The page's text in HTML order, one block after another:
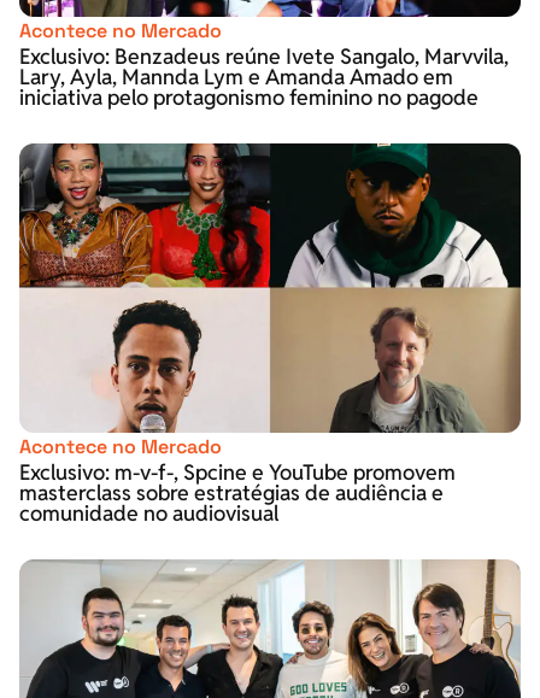
Acontece no Mercado
Exclusivo: Benzadeus reúne Ivete Sangalo, Marvvila,
Lary, Ayla, Mannda Lym e Amanda Amado em
iniciativa pelo protagonismo feminino no pagode
Acontece no Mercado
Exclusivo: m-v-f-, Spcine e YouTube promovem
masterclass sobre estratégias de audiência e
comunidade no audiovisual